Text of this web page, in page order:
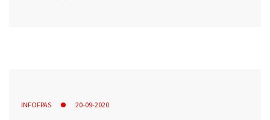
INFOFPAS 20-09-2020